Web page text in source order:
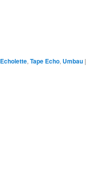
Echolette, Tape Echo, Umbau |